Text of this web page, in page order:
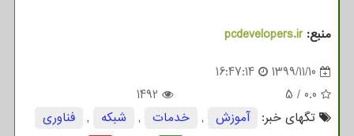
منبع:pcdevelopers.ir
1399/11/10
16:47:14
0.0
/
5
1492
تگهای خبر:
آموزش , خدمات , شبكه ,
فناوری